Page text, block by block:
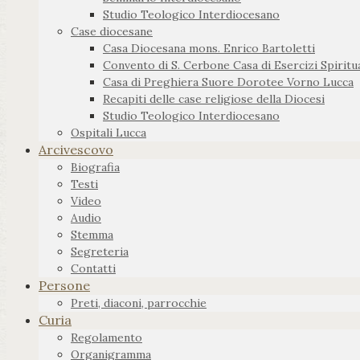
Studio Teologico Interdiocesano
Case diocesane
Casa Diocesana mons. Enrico Bartoletti
Convento di S. Cerbone Casa di Esercizi
Casa di Preghiera Suore Dorotee Vorno Lucca
Recapiti delle case religiose della Diocesi
Studio Teologico Interdiocesano
Ospitali Lucca
Arcivescovo
Biografia
Testi
Video
Audio
Stemma
Segreteria
Contatti
Persone
Preti, diaconi, parrocchie
Curia
Regolamento
Organigramma